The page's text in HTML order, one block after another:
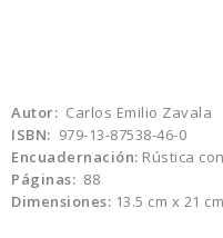
Autor: Carlos Emilio Zavala
ISBN: 979-13-87538-46-0
Encuadernación: Rústica
Páginas: 88
Dimensiones: 13.5 cm x 21 cm